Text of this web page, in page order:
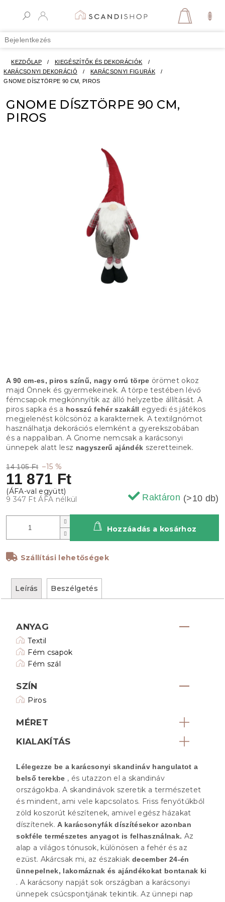
Bejelentkezés
KOSÁR
KEZDŐLAP / KIEGÉSZÍTŐK ÉS DEKORÁCIÓK
/
KARÁCSONYI DEKORÁCIÓ
/ KARÁCSONYI FIGURÁK
/
GNOME DÍSZTÖRPE 90 CM, PIROS
GNOME DÍSZTÖRPE 90 CM,
PIROS
14 105 Ft –15 %
11 871 Ft
9 347 Ft ÁFA nélkül Raktáron (>10 db)
Szállítási lehetőségek
Hozzáadás a kosárhoz
A 90 cm-es, piros színű, nagy orrú törpe örömet okoz
majd Önnek és gyermekeinek. A törpe testében lévő
fémcsapok megkönnyítik az álló helyzetbe állítását. A
piros sapka és a hosszú fehér szakáll egyedi és játékos
megjelenést kölcsönöz a karakternek. A textilgnómot
használhatja dekorációs elemként a gyerekszobában
és a nappaliban. A Gnome nemcsak a karácsonyi
ünnepek alatt lesz nagyszerű ajándék szeretteinek.
Leírás Beszélgetés
ANYAG
Textil
Fém csapok
Fém szál
SZÍN
Piros
MÉRET
KIALAKÍTÁS
Lélegezze be a karácsonyi skandináv hangulatot a
belső terekbe , és utazzon el a skandináv
országokba. A skandinávok szeretik a természetet
és mindent, ami vele kapcsolatos. Friss fenyőtűkből
zöld koszorút készítenek, amivel egész házakat
díszítenek.A karácsonyfák díszítésekor azonban
sokféle természetes anyagot is felhasználnak. Az
alap a világos tónusok, különösen a fehér és az
ezüst. Akárcsak mi, az északiak december 24-én
ünnepelnek, lakomáznak és ajándékokat bontanak ki
. A karácsony napját sok országban a karácsonyi
ünnepek csúcspontjának tekintik. Az ünnepi nap